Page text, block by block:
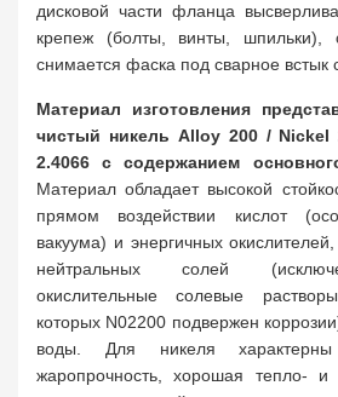
дисковой части фланца
крепеж (болты, винты, шпильки),
снимается фаска под сварное встык
Материал изготовления
чистый никель Alloy 200 / Nickel
2.4066 с содержанием
Материал обладает высокой
прямом воздействии кислот
вакуума) и энергичных
нейтральных солей
окислительные солевые
которых N02200 подвержен
воды. Для никеля характерны
жаропрочность, хорошая тепло- и